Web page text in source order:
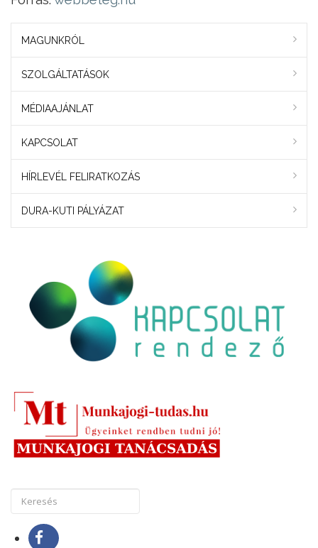
MAGUNKRÓL
SZOLGÁLTATÁSOK
MÉDIAAJÁNLAT
KAPCSOLAT
HÍRLEVÉL FELIRATKOZÁS
DURA-KUTI PÁLYÁZAT